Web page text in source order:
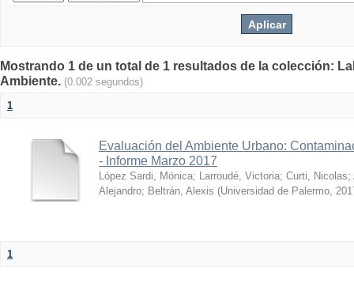
Mostrando 1 de un total de 1 resultados de la colección:
Ambiente. (0.002 segundos)
1
Evaluación del Ambiente Urbano:
- Informe Marzo 2017
López Sardi, Mónica; Larroudé, Victoria; Curti, Nicolas;
Alejandro; Beltrán, Alexis (Universidad de Palermo,
1